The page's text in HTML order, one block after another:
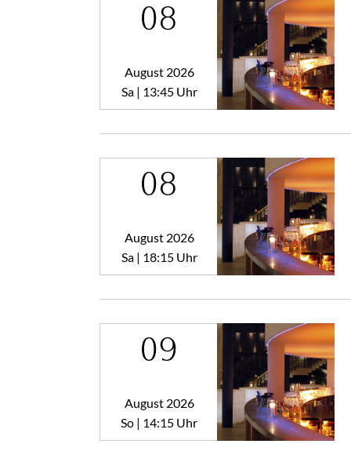
08
August 2026
Sa | 13:45 Uhr
08
August 2026
Sa | 18:15 Uhr
09
August 2026
So | 14:15 Uhr